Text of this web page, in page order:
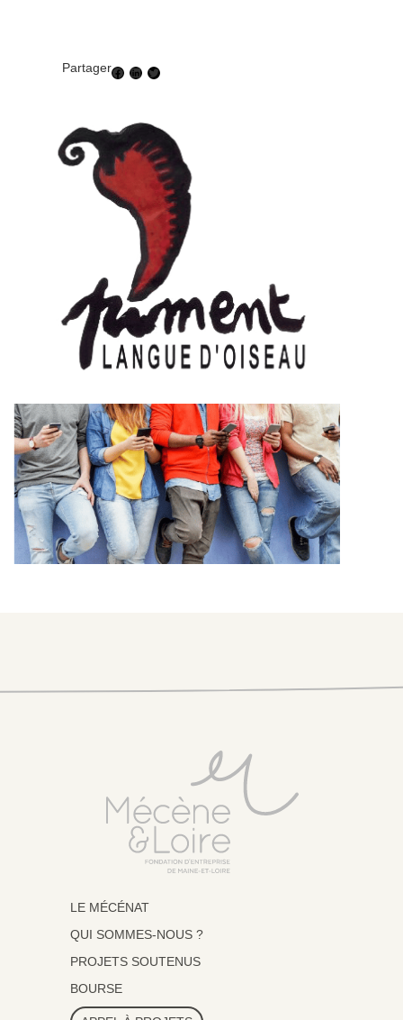
PartagerFacebook LinkedIn Twitter
LE MÉCÉNAT
QUI SOMMES-NOUS ?
PROJETS SOUTENUS
BOURSE